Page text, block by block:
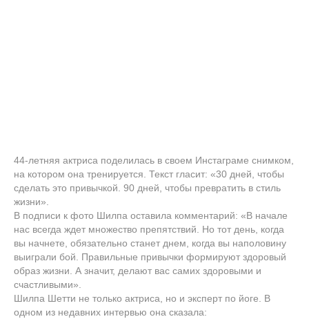
44-летняя актриса поделилась в своем Инстаграме снимком,
на котором она тренируется. Текст гласит: «30 дней, чтобы
сделать это привычкой. 90 дней, чтобы превратить в стиль
жизни».
В подписи к фото Шилпа оставила комментарий: «В начале
нас всегда ждет множество препятствий. Но тот день, когда
вы начнете, обязательно станет днем, когда вы наполовину
выиграли бой. Правильные привычки формируют здоровый
образ жизни. А значит, делают вас самих здоровыми и
счастливыми».
Шилпа Шетти не только актриса, но и эксперт по йоге. В
одном из недавних интервью она сказала: